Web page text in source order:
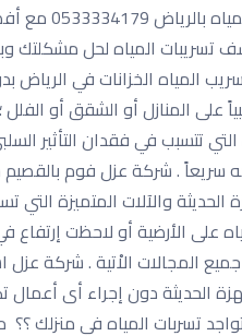
تسريبات المياه لحل
المياه الخزانات في الرياض
على المنازل أو الشقق أو
تتسبب في فقدان التأثير
سريعاً . شركة عزل فوم
والآلات المتميزة التي
الأرضية أو لاحظت إرتفاع
جميع المجالات الاْتية . شركة
الحديثة دون إجراء أى
تسربات المياه في منزلك